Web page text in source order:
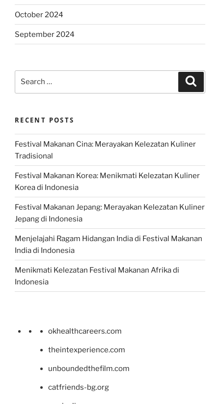
October 2024
September 2024
RECENT POSTS
Festival Makanan Cina: Merayakan Kelezatan Kuliner
Tradisional
Festival Makanan Korea: Menikmati Kelezatan Kuliner
Korea di Indonesia
Festival Makanan Jepang: Merayakan Kelezatan Kuliner
Jepang di Indonesia
Menjelajahi Ragam Hidangan India di Festival Makanan
India di Indonesia
Menikmati Kelezatan Festival Makanan Afrika di
Indonesia
okhealthcareers.com
theintexperience.com
unboundedthefilm.com
catfriends-bg.org